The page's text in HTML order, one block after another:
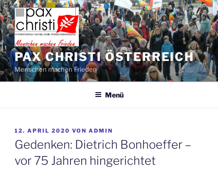
Zum
Inhalt
springen
PAX CHRISTI ÖSTERREICH
Menschen machen Frieden
Menü
VERÖFFENTLICHT
AM
12. APRIL 2020 VON ADMIN
Gedenken: Dietrich Bonhoeffer –
vor 75 Jahren hingerichtet